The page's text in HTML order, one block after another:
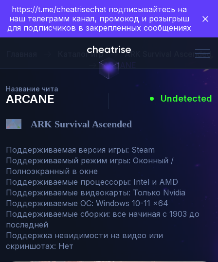
https://t.me/cheatrisechat подписывайтесь на
наш телеграмм канал, промокод и розыгрыш
для подписчиков в закрепленных сообщениях
Каталог игр
ARK Survival Ascended
ARCANE
Название чита
ARCANE Undetected
ARK Survival Ascended
Поддерживаемая версия игры: Steam
Поддерживаемый режим игры: Оконный /
Полноэкранный в окне
Поддерживаемые процессоры: Intel и AMD
Поддерживаемые видеокарты: Только Nvidia
Поддерживаемые ОС: Windows 10-11 x64
Поддерживаемые сборки: все начиная с 1903 до
последней
Поддержка невидимости на видео или